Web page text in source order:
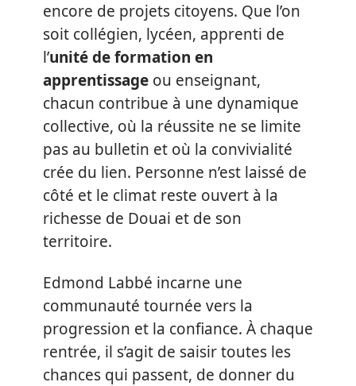
encore de projets citoyens. Que l’on
soit collégien, lycéen, apprenti de
l’unité de formation en
apprentissage ou enseignant,
chacun contribue à une dynamique
collective, où la réussite ne se limite
pas au bulletin et où la convivialité
crée du lien. Personne n’est laissé de
côté et le climat reste ouvert à la
richesse de Douai et de son
territoire.
Edmond Labbé incarne une
communauté tournée vers la
progression et la confiance. À chaque
rentrée, il s’agit de saisir toutes les
chances qui passent, de donner du